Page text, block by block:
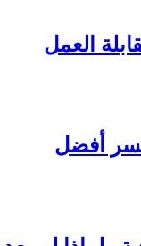
العمل
أفضل